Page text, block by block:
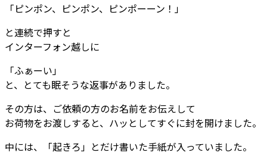
「ピンポン、ピンポン、ピンポーーン！」
と連続で押すと
インターフォン越しに
「ふぁーい」
と、とても眠そうな返事がありました。
その方は、ご依頼の方のお名前をお伝えして
お荷物をお渡しすると、ハッとしてすぐに封を開けました。
中には、「起きろ」とだけ書いた手紙が入っていました。